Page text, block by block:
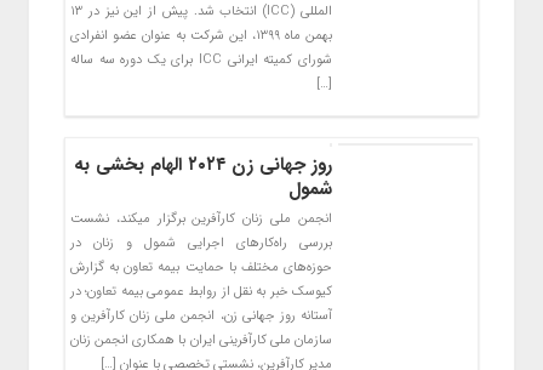
المللی (ICC) انتخاب شد. پیش از این نیز در ۱۳
بهمن ماه ۱۳۹۹، این شرکت به عنوان عضو انفرادی
شورای کمیته ایرانی ICC برای یک دوره سه ساله
[…]
روز جهانی زن ۲۰۲۴ الهام بخشی به
شمول
انجمن ملی زنان کارآفرین برگزار میکند، نشست
بررسی راه‌کار‌های اجرایی شمول و زنان در
حوزه‌های مختلف با حمایت بیمه تعاون به گزارش
کیوسک خبر به نقل از روابط عمومی بیمه تعاون؛ در
آستانه روز جهانی زن، انجمن ملی زنان کارآفرین و
سازمان ملی کارآفرینی ایران با همکاری انجمن زنان
مدیر کارآفرین، نشستی تخصصی با عنوان […]